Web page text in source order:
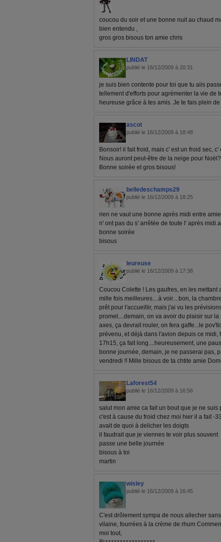
coucou du soir et une bonne nuit au chaud
bien entendu ,
gros gros bisous ton amie chris
LINDAT
publié le 16/12/2009 à 20:31
je suis bien contente pour toi que tu aiis
tellement d'efforts pour agrémenter la vie de
heureuse grâce à tes amis. Je te fais plein
ascot
publié le 16/12/2009 à 18:48
Bonsoir! il fait froid, mais c' est un froid sec,
Nous auront peut-être de la neige pour
Bonne soirée et gros bisous!
belledeschamps29
publié le 16/12/2009 à 18:25
rien ne vaut une bonne après midi entre
n' ont pas du s' arrêtée de toute l' après
bonne soirée
bisous
leureuse
publié le 16/12/2009 à 17:38
Coucou Colette ! Les gaufres, en les mettant
mille fois meilleures....à voir....bon, la
prêt pour l'accueillir, mais j'ai vu les
promet....demain, on va avoir du plaisir sur
axes, ça devrait rouler, on fera gaffe...le
prévenu, et déjà dans l'avion depuis ce
17h15, ça fait long....heureusement, une
bonne journée, demain, je ne passerai pas,
vendredi !! Mille bisous de ta chtite amie
Laforest54
publié le 16/12/2009 à 16:56
salut mon amie ca fait un bout que je ne
c'est à cause du froid chez moi hier il a fait -
avait de quoi à delicher les doigts
il faudrait que je viennes te voir plus souvent
passe une belle journée
bisous à toi
martin
wisley
publié le 16/12/2009 à 16:45
C'est drôlement sympa de nous allecher
vilaine, fourrées à la crème de rhum
moi tout,